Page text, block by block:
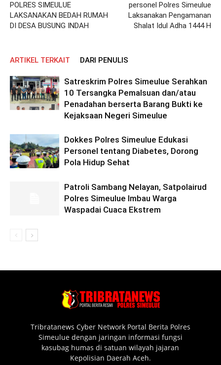
POLRES SIMEULUE
LAKSANAKAN BEDAH RUMAH
DI DESA BUSUNG INDAH
personel Polres Simeulue
Laksanakan Pengamanan
Shalat Idul Adha 1444 H
ARTIKEL TERKAIT DARI PENULIS
Satreskrim Polres Simeulue Serahkan
10 Tersangka Pemalsuan dan/atau
Penadahan berserta Barang Bukti ke
Kejaksaan Negeri Simeulue
Dokkes Polres Simeulue Edukasi
Personel tentang Diabetes, Dorong
Pola Hidup Sehat
Patroli Sambang Nelayan, Satpolairud
Polres Simeulue Imbau Warga
Waspadai Cuaca Ekstrem
Tribratanews Cyber Network Portal Berita Polres
Simeulue dengan jaringan informasi fungsi
kasubag humas di satuan wilayah jajaran
Kepolisian Daerah Aceh.